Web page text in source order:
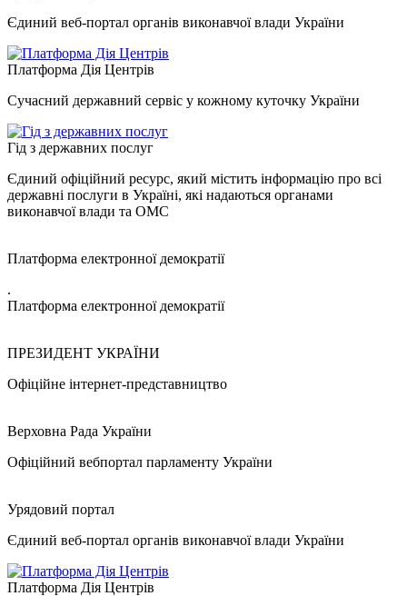
Єдиний веб-портал органів виконавчої влади України
Платформа Дія Центрів
Сучасний державний сервіс у кожному куточку України
Гід з державних послуг
Єдиний офіційний ресурс, який містить інформацію про всі
державні послуги в Україні, які надаються органами
виконавчої влади та ОМС
Платформа електронної демократії
.
Платформа електронної демократії
ПРЕЗИДЕНТ УКРАЇНИ
Офіційне інтернет-представництво
Верховна Рада України
Офіційний вебпортал парламенту України
Урядовий портал
Єдиний веб-портал органів виконавчої влади України
Платформа Дія Центрів